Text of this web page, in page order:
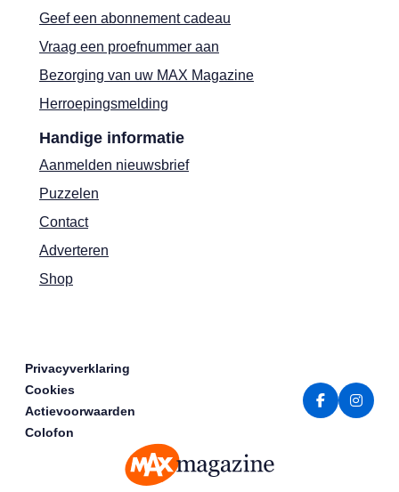
Geef een abonnement cadeau
Vraag een proefnummer aan
Bezorging van uw MAX Magazine
Herroepingsmelding
Handige informatie
Aanmelden nieuwsbrief
Puzzelen
Contact
Adverteren
Shop
Privacyverklaring
Cookies
Actievoorwaarden
Colofon